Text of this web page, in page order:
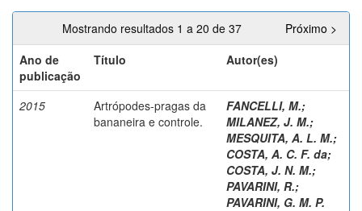
Mostrando resultados 1 a 20 de 37
Próximo >
Ano de
publicação
Título Autor(es)
2015
Artrópodes-pragas da
bananeira e controle.
FANCELLI, M.;
MILANEZ, J. M.;
MESQUITA, A. L. M.;
COSTA, A. C. F. da;
COSTA, J. N. M.;
PAVARINI, R.;
PAVARINI, G. M. P.